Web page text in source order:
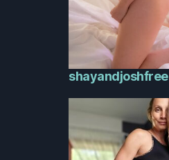
shayandjoshfree